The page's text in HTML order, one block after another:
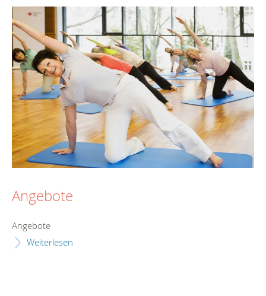
Angebote
Angebote
Weiterlesen